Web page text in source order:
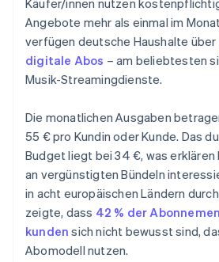
Käufer/innen nutzen
Angebote mehr als einmal im
verfügen deutsche Haushalte über
digitale Abos – am beliebtesten
Musik-Streamingdienste.
Die monatlichen Ausgaben
55 € pro Kundin oder Kunde. Das
Budget liegt bei 34 €, was erklären
an vergünstigten Bündeln
in acht europäischen Ländern
zeigte, dass 42 % der
kunden sich nicht bewusst sind,
Abomodell nutzen.